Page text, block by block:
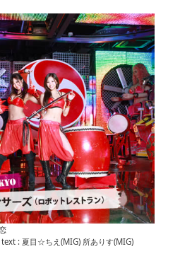
tiéng Viêt
Indonesia
: 夏目☆ちえ(MIG) 所ありす(MIG)